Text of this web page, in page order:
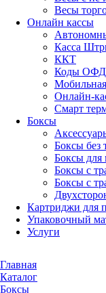
Весы
Онлайн кассы
Касса
ККТ
Коды ОФД
Онлайн-
Смарт
Боксы
Боксы без
Боксы для
Боксы с
Боксы с
Картриджи для
Упаковочный
Услуги
Главная
Каталог
Боксы